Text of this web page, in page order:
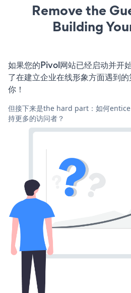
Remove the
Building
如果您的Pivol网站已经启动并开
了在建立企业在线形象方面遇到
你！
但接下来是the hard part：如何
持更多的访问者？